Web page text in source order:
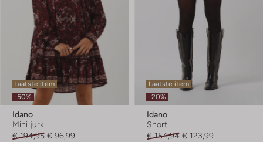
Laatste item
-50%
Idano
Mini jurk
€ 194,95 € 96,99
Laatste item
-20%
Idano
Short
€ 154,94 € 123,99